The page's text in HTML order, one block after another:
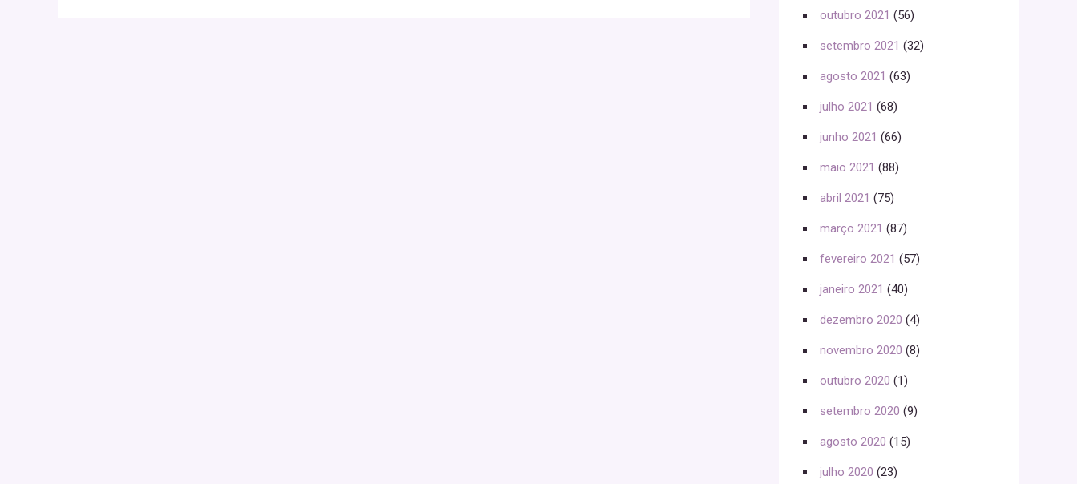
outubro 2021 (56)
setembro 2021 (32)
agosto 2021 (63)
julho 2021 (68)
junho 2021 (66)
maio 2021 (88)
abril 2021 (75)
março 2021 (87)
fevereiro 2021 (57)
janeiro 2021 (40)
dezembro 2020 (4)
novembro 2020 (8)
outubro 2020 (1)
setembro 2020 (9)
agosto 2020 (15)
julho 2020 (23)